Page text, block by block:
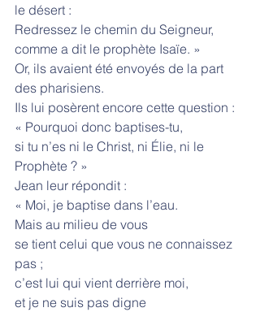
le désert :
Redressez le chemin du Seigneur,
comme a dit le prophète Isaïe. »
Or, ils avaient été envoyés de la part
des pharisiens.
Ils lui posèrent encore cette question :
« Pourquoi donc baptises-tu,
si tu n’es ni le Christ, ni Élie, ni le
Prophète ? »
Jean leur répondit :
« Moi, je baptise dans l’eau.
Mais au milieu de vous
se tient celui que vous ne connaissez
pas ;
c’est lui qui vient derrière moi,
et je ne suis pas digne